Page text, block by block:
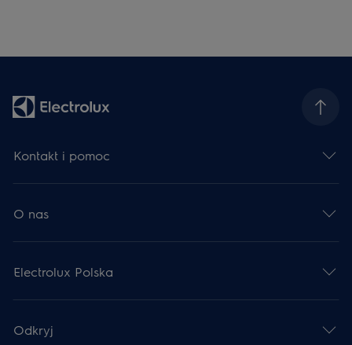
Kontakt i pomoc
O nas
Electrolux Polska
Odkryj